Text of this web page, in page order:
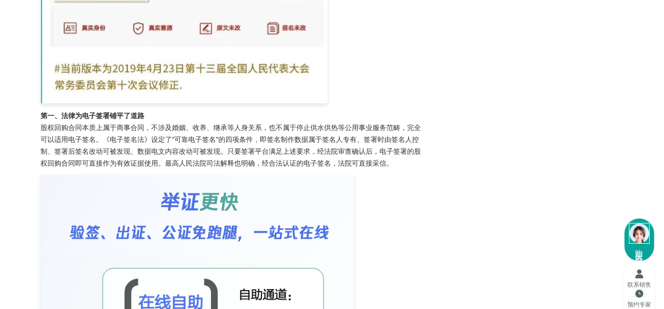
第一、法律为电子签署铺平了道路
股权回购合同本质上属于商事合同，不涉及婚姻、收养、继承等人身关系，也不属于停止供水供热等公用事业服务范畴，完全
可以适用电子签名。《电子签名法》设定了"可靠电子签名"的四项条件，即签名制作数据属于签名人专有、签署时由签名人控
制、签署后签名改动可被发现、数据电文内容改动可被发现。只要签署平台满足上述要求，经法院审查确认后，电子签署的股
权回购合同即可直接作为有效证据使用。最高人民法院司法解释也明确，经合法认证的电子签名，法院可直接采信。
购买咨询
联系销售
预约专家